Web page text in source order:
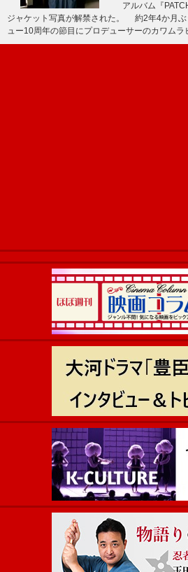
アルバム『
ジャケット写真が解禁された。 約2年4か月ぶ
ュー10周年の節目にプロデューサーのカワム